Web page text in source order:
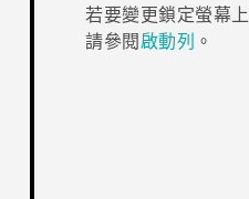
若要變更鎖定螢幕
請參閱啟動列 。